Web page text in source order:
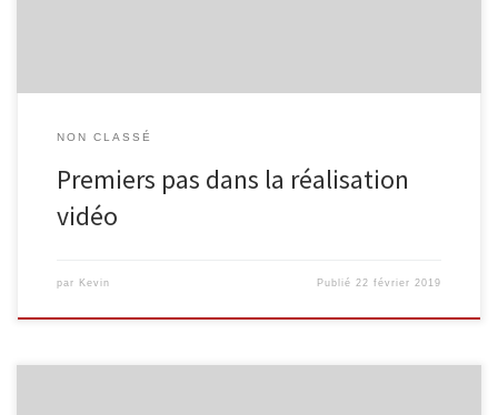
NON CLASSÉ
Premiers pas dans la réalisation
vidéo
par Kevin Publié 22 février 2019